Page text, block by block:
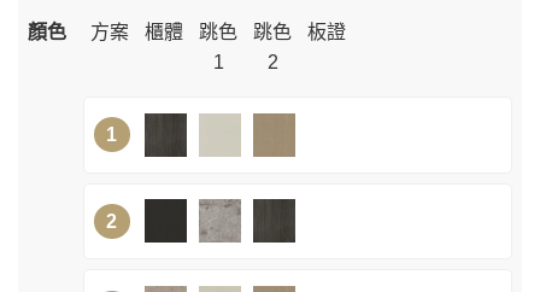
顏色 方案 櫃體
跳色
1
跳色
2
板證
1
2